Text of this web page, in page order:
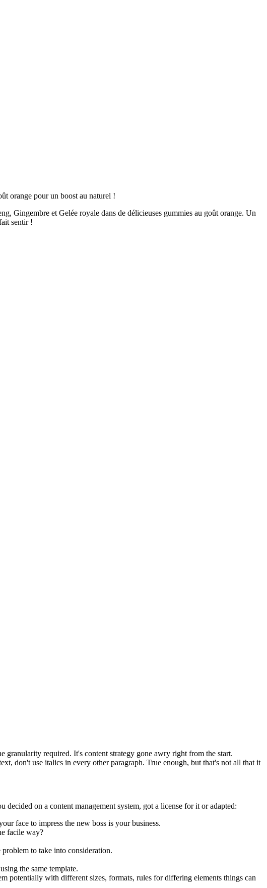
orange pour un boost au naturel !
Gingembre et Gelée royale dans de délicieuses gummies au goût orange. Un
sentir !
granularity required. It's content strategy gone awry right from the start.
don't use italics in every other paragraph. True enough, but that's not all that it
on a content management system, got a license for it or adapted:
face to impress the new boss is your business.
facile way?
to take into consideration.
the same template.
potentially with different sizes, formats, rules for differing elements things can